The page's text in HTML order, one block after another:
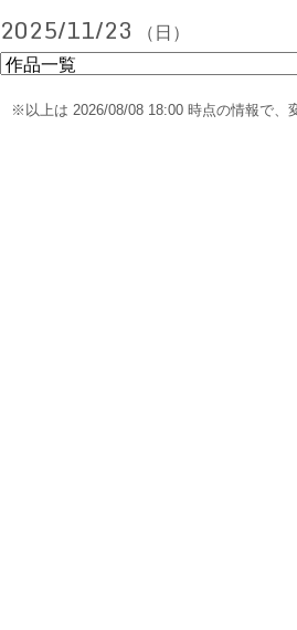
2025/11/23 （日）
※以上は 2026/08/08 18:00 時点の情報で、